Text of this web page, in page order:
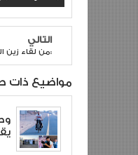
التالي
من لقاء زين الدين زيدان: زيدان عن لامين:
مواضيع ذات